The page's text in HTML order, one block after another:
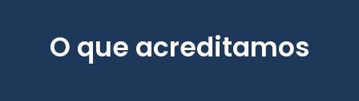
O que acreditamos